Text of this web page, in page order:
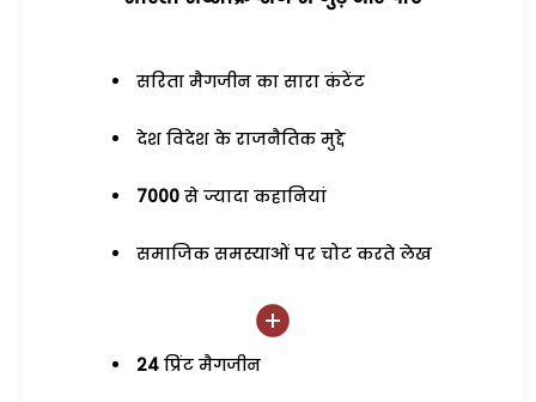
सरिता मैगजीन का सारा कंटेंट
देश विदेश के राजनैतिक मुद्दे
7000 से ज्यादा कहानियां
समाजिक समस्याओं पर चोट करते लेख
24 प्रिंट मैगजीन